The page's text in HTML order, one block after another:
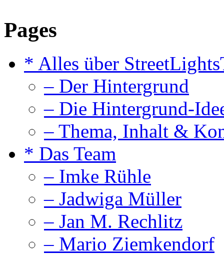
Pages
* Alles über
– Der Hintergrund
– Die Hintergrund-
– Thema, Inhalt &
* Das Team
– Imke Rühle
– Jadwiga Müller
– Jan M. Rechlitz
– Mario Ziemkendorf